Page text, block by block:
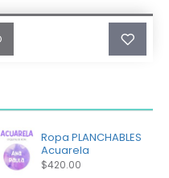
Ropa PLANCHABLES
Acuarela
$420.00